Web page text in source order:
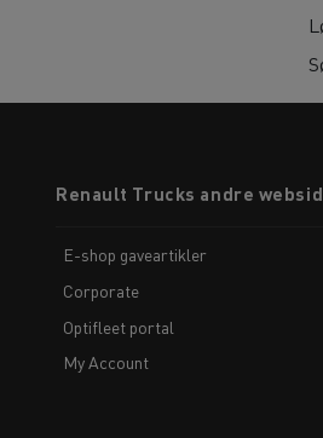
menuRenault Trucks andre
E-shop gaveartikler
Corporate
Optifleet portal
My Account